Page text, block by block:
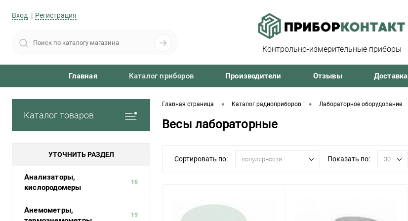
Вход Регистрация
Контрольно-измерительные приборы
Главная Каталог приборов Производители Отзывы Доставка
Каталог товаров
УТОЧНИТЬ РАЗДЕЛ
Анализаторы,
кислородомеры
16
Анемометры,
19
Главная страница • Каталог радиоприборов • Лабораторное оборудование
Весы лабораторные
Сортировать по: популярности Показать по: 30